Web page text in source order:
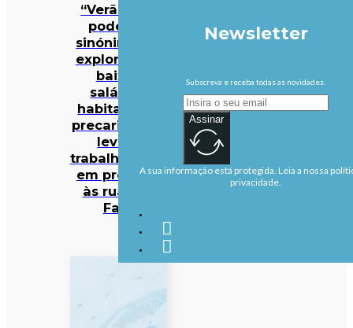
“Verão não
pode ser
sinónimo de
exploração”:
baixos
salários,
habitação e
precariedade
levam
trabalhadores
em protesto
às ruas de
Faro
Newsletter
Subscreva e receba todas as novidades.
Assinar
A sua informação está protegida. Leia a nossa
privacidade.